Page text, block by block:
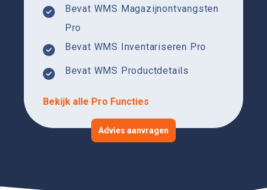
Bevat WMS Magazijnontvangsten
Pro
Bevat WMS Inventariseren Pro
Bevat WMS Productdetails
Bekijk alle Pro Functies
Advies aanvragen